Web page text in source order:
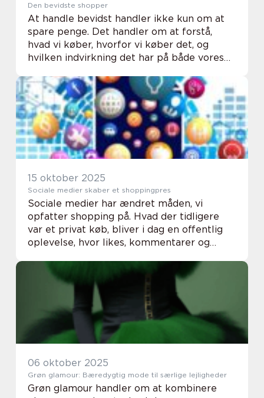
Den bevidste shopper
At handle bevidst handler ikke kun om at
spare penge. Det handler om at forstå,
hvad vi køber, hvorfor vi køber det, og
hvilken indvirkning det har på både vores
shopper tager du a...
15 oktober 2025
Sociale medier skaber et shoppingpres
Sociale medier har ændret måden, vi
opfatter shopping på. Hvad der tidligere
var et privat køb, bliver i dag en offentlig
oplevelse, hvor likes, kommentarer og
sammenligningsgrundlag. Når vi ...
06 oktober 2025
Grøn glamour: Bæredygtig mode til særlige lejligheder
Grøn glamour handler om at kombinere